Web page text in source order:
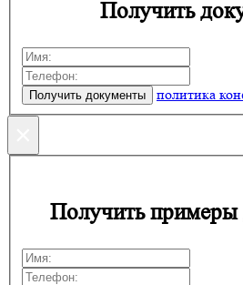
Получить
политика
Получить примеры